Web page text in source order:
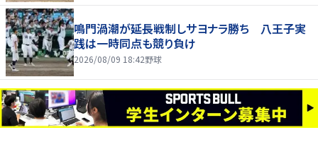
鳴門渦潮が延長戦制しサヨナラ勝ち 八王子実
践は一時同点も競り負け
2026/08/09 18:42野球